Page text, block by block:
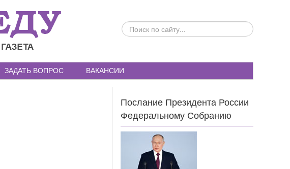
ПОИСК
ПО
ЗАДАТЬ ВОПРОС ВАКАНСИИ
Послание Президента России
Федеральному Собранию